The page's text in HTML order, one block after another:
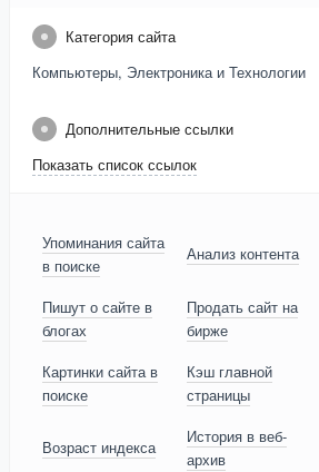
Категория сайта
Компьютеры, Электроника и Технологии
Дополнительные ссылки
Показать список ссылок
Упоминания сайта
в поиске
Анализ контента
Пишут о сайте в
блогах
Продать сайт на
бирже
Картинки сайта в
поиске
Кэш главной
страницы
Возраст индекса
История в веб-
архив